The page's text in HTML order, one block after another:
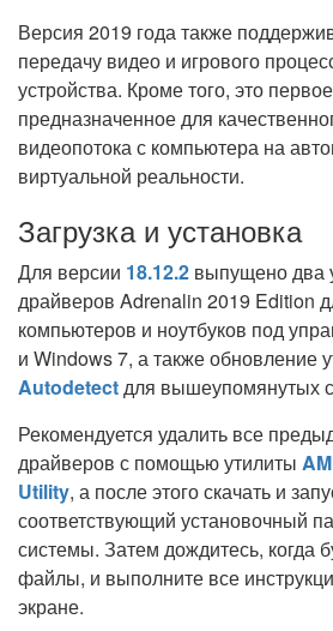
Версия 2019 года также
передачу видео и игрового
устройства. Кроме того, это
предназначенное для
видеопотока с компьютера на
виртуальной реальности.
Загрузка и установка
Для версии 18.12.2 выпущено два
драйверов Adrenalin 2019 Edition
компьютеров и ноутбуков под
и Windows 7, а также обновление
Autodetectдля вышеупомянутых
Рекомендуется удалить все
драйверов с помощью утилиты
Utility, а после этого скачать и
соответствующий установочный
системы. Затем дождитесь, когда
файлы, и выполните все
экране.